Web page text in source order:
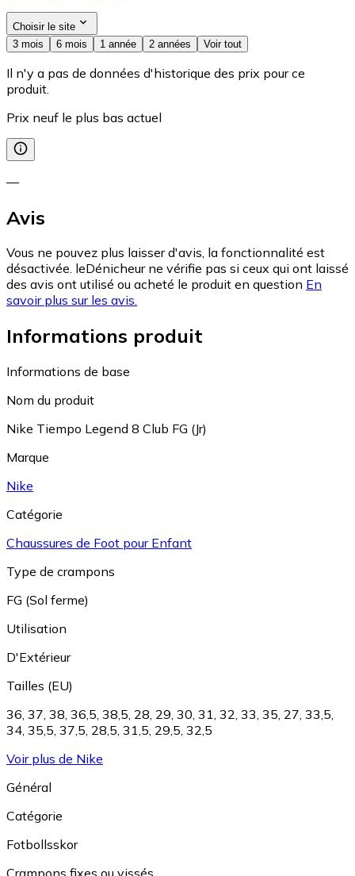
Choisir le site
3 mois
6 mois 1 année 2 années Voir tout
Il n'y a pas de données d'historique des prix pour ce
produit.
Prix neuf le plus bas actuel
—
Avis
Vous ne pouvez plus laisser d'avis, la fonctionnalité est
désactivée. leDénicheur ne vérifie pas si ceux qui ont laissé
des avis ont utilisé ou acheté le produit en question En
savoir plus sur les avis.
Informations produit
Informations de base
Nom du produit
Nike Tiempo Legend 8 Club FG (Jr)
Marque
Nike
Catégorie
Chaussures de Foot pour Enfant
Type de crampons
FG (Sol ferme)
Utilisation
D'Extérieur
Tailles (EU)
36, 37, 38, 36,5, 38,5, 28, 29, 30, 31, 32, 33, 35, 27, 33,5,
34, 35,5, 37,5, 28,5, 31,5, 29,5, 32,5
Voir plus de Nike
Général
Catégorie
Fotbollsskor